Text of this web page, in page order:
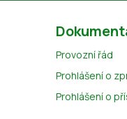
Provozní řád
Prohlášení o
Prohlášení o